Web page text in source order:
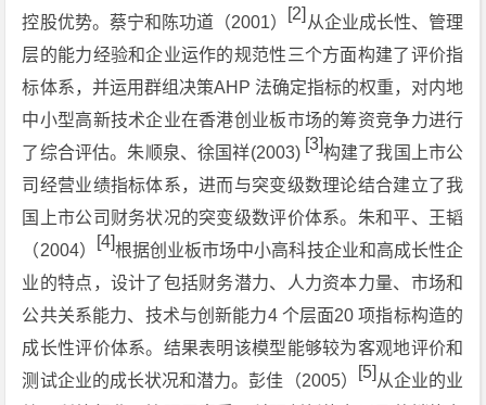
控股优势。蔡宁和陈功道（2001） [2] 从企业成长性、管理
层的能力经验和企业运作的规范性三个方面构建了评价指
标体系，并运用群组决策AHP 法确定指标的权重，对内地
中小型高新技术企业在香港创业板市场的筹资竞争力进行
了综合评估。朱顺泉、徐国祥(2003) [3]构建了我国上市公
司经营业绩指标体系，进而与突变级数理论结合建立了我
国上市公司财务状况的突变级数评价体系。朱和平、王韬
（2004）
[4]根据创业板市场中小高科技企业和高成长性企
业的特点，设计了包括财务潜力、人力资本力量、市场和
公共关系能力、技术与创新能力4 个层面20 项指标构造的
成长性评价体系。结果表明该模型能够较为客观地评价和
测试企业的成长状况和潜力。彭佳（2005）
[5]从企业的业